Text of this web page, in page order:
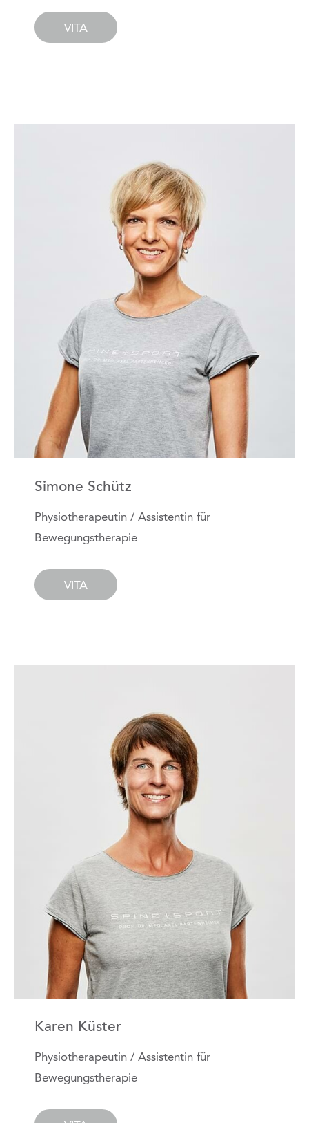
VITA
Simone Schütz
Physiotherapeutin / Assistentin für
Bewegungstherapie
VITA
Karen Küster
Physiotherapeutin / Assistentin für
Bewegungstherapie